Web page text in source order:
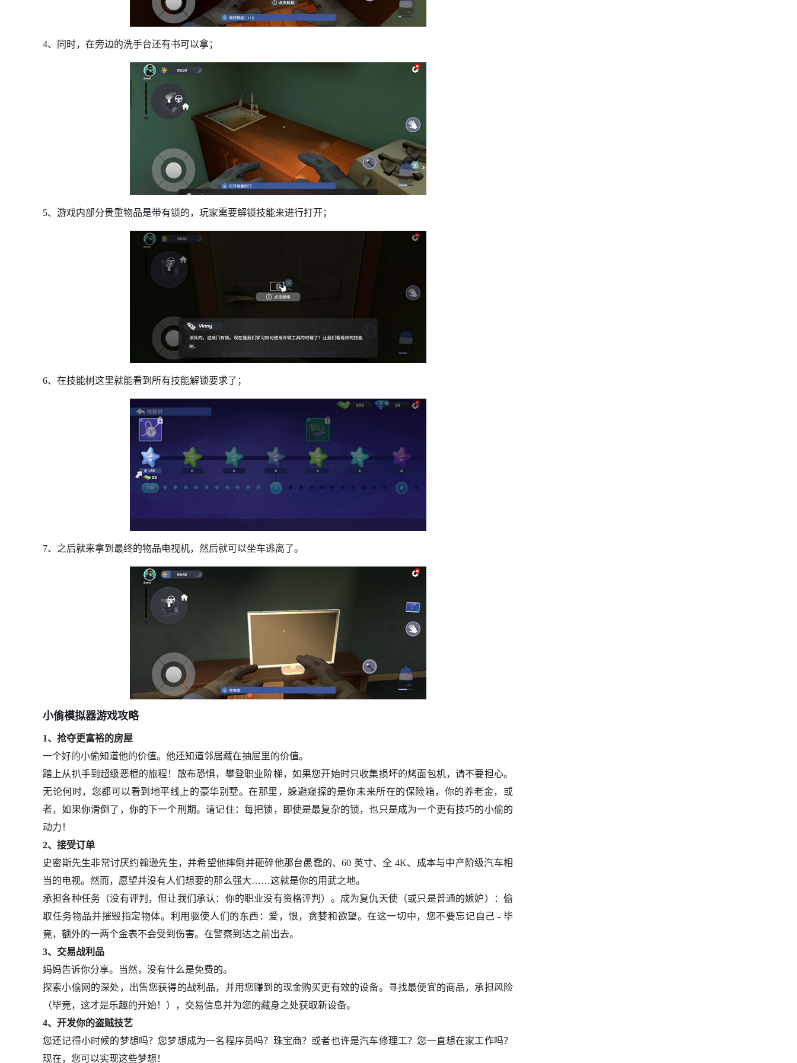
4、同时，在旁边的洗手台还有书可以拿；
5、游戏内部分贵重物品是带有锁的，玩家需要解锁技能来进行打开；
6、在技能树这里就能看到所有技能解锁要求了；
7、之后就来拿到最终的物品电视机，然后就可以坐车逃离了。
小偷模拟器游戏攻略
1、抢夺更富裕的房屋
一个好的小偷知道他的价值。他还知道邻居藏在抽屉里的价值。
踏上从扒手到超级恶棍的旅程！散布恐惧，攀登职业阶梯，如果您开始时只收集损坏的烤面包机，请不要担心。
无论何时，您都可以看到地平线上的豪华别墅。在那里，躲避窥探的是你未来所在的保险箱，你的养老金，或
者，如果你滑倒了，你的下一个刑期。请记住：每把锁，即使是最复杂的锁，也只是成为一个更有技巧的小偷的
动力！
2、接受订单
史密斯先生非常讨厌约翰逊先生，并希望他摔倒并砸碎他那台愚蠢的、60 英寸、全 4K、成本与中产阶级汽车相
当的电视。然而，愿望并没有人们想要的那么强大……这就是你的用武之地。
承担各种任务（没有评判，但让我们承认：你的职业没有资格评判）。成为复仇天使（或只是普通的嫉妒）：偷
取任务物品并摧毁指定物体。利用驱使人们的东西：爱，恨，贪婪和欲望。在这一切中，您不要忘记自己 - 毕
竟，额外的一两个金表不会受到伤害。在警察到达之前出去。
3、交易战利品
妈妈告诉你分享。当然，没有什么是免费的。
探索小偷网的深处，出售您获得的战利品，并用您赚到的现金购买更有效的设备。寻找最便宜的商品，承担风险
（毕竟，这才是乐趣的开始！），交易信息并为您的藏身之处获取新设备。
4、开发你的盗贼技艺
您还记得小时候的梦想吗？您梦想成为一名程序员吗？珠宝商？或者也许是汽车修理工？您一直想在家工作吗？
现在，您可以实现这些梦想！